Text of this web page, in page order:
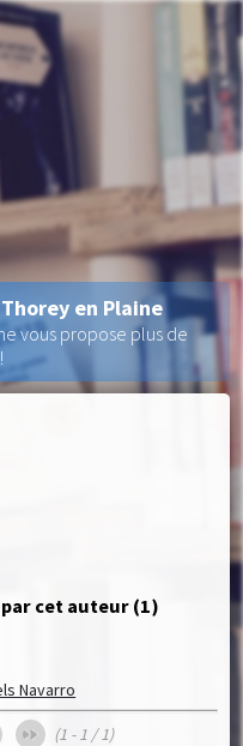
cet auteur (1)
Navarro
(1 - 1 / 1)
en Plaine
vous propose plus de